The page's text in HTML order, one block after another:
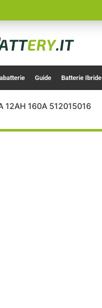
Guide Batterie Ibride
12AH 160A 512015016